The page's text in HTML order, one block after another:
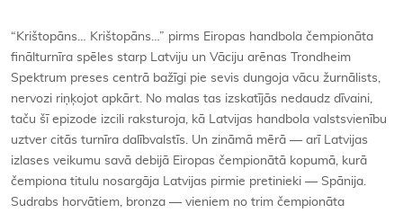
Kontakti
“Krištopāns… Krištopāns…” pirms Eiropas handbola čempionāta
finālturnīra spēles starp Latviju un Vāciju arēnas Trondheim
Spektrum preses centrā bažīgi pie sevis dungoja vācu žurnālists,
nervozi riņķojot apkārt. No malas tas izskatījās nedaudz dīvaini,
taču šī epizode izcili raksturoja, kā Latvijas handbola valstsvienību
uztver citās turnīra dalībvalstīs. Un zināmā mērā — arī Latvijas
izlases veikumu savā debijā Eiropas čempionātā kopumā, kurā
čempiona titulu nosargāja Latvijas pirmie pretinieki — Spānija.
Sudrabs horvātiem, bronza — vieniem no trim čempionāta